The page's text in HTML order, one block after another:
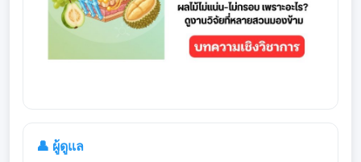
👤 ผู้ดูแล